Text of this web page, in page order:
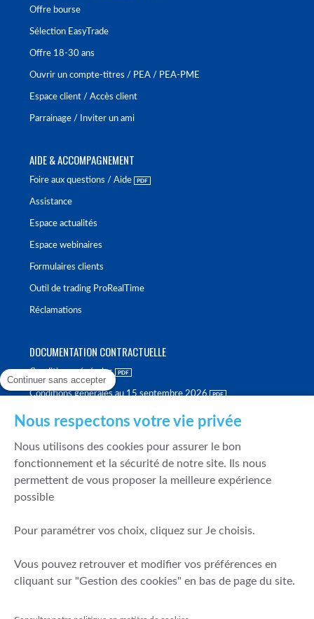
Offre bourse
Sélection EasyTrade
Offre 18-30 ans
Ouvrir un compte-titres / PEA / PEA-PME
Espace client / Accès client
Parrainage / Inviter un ami
AIDE & ACCOMPAGNEMENT
Foire aux questions / Aide
Assistance
Espace actualités
Espace webinaires
Formulaires clients
Outil de trading ProRealTime
Réclamations
DOCUMENTATION CONTRACTUELLE
Conditions générales
Conditions générales au 15 septembre 2026
Politique de meilleure sélection
Politique de durabilité
Fonds de garantie des dépôts et de résolution
Mentions légales
Prévention de la fraude
Continuer sans accepter
Nous respectons votre vie privée
Nous utilisons des cookies pour assurer le bon
fonctionnement et la sécurité de notre site. Ils nous
permettent de vous proposer la meilleure expérience
possible
Pour paramétrer vos choix, cliquez sur Je choisis.
Vous pouvez retrouver et modifier vos préférences en
cliquant sur "Gestion des cookies" en bas de page du site.